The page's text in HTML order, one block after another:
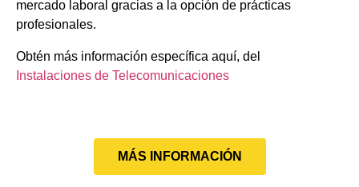
mercado laboral gracias a la opción de prácticas
profesionales.
Obtén más información específica aquí, del
Instalaciones de Telecomunicaciones
MÁS INFORMACIÓN